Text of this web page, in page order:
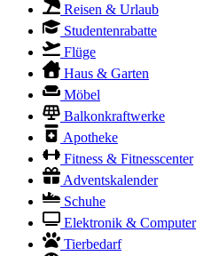
Reisen & Urlaub
Studentenrabatte
Flüge
Haus & Garten
Möbel
Balkonkraftwerke
Apotheke
Fitness & Fitnesscenter
Adventskalender
Schuhe
Elektronik & Computer
Tierbedarf